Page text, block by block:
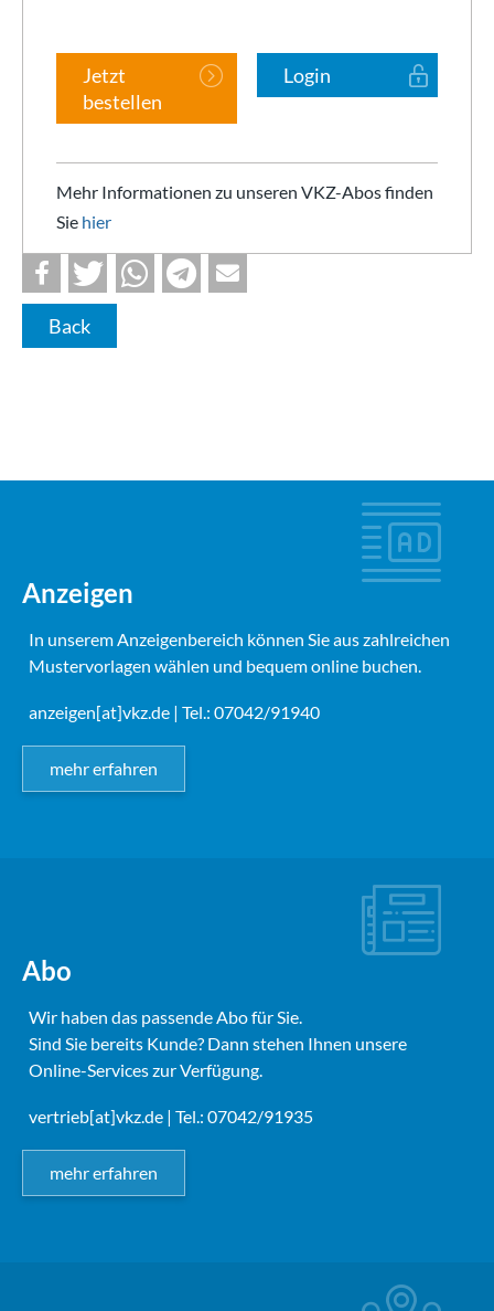
Jetzt
bestellen
Login
Mehr Informationen zu unseren VKZ-Abos finden
Sie hier
Back
Anzeigen
In unserem Anzeigenbereich können Sie aus zahlreichen
Mustervorlagen wählen und bequem online buchen.
anzeigen[at]vkz.de | Tel.: 07042/91940
mehr erfahren
Abo
Wir haben das passende Abo für Sie.
Sind Sie bereits Kunde? Dann stehen Ihnen unsere
Online-Services zur Verfügung.
vertrieb[at]vkz.de | Tel.: 07042/91935
mehr erfahren